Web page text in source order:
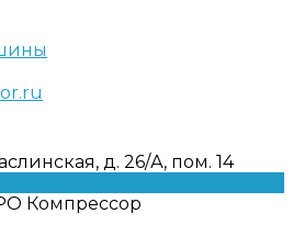
д. 26/А, пом. 14
Компрессор